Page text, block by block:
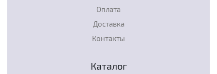
Оплата
Доставка
Контакты
Каталог